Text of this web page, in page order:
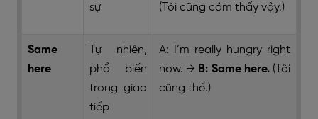
sự
(Tôi cũng cảm thấy vậy.)
Same
here
Tự nhiên,
phổ biến
trong giao
tiếp
A: I’m really hungry right
now. → B: Same here. (Tôi
cũng thế.)